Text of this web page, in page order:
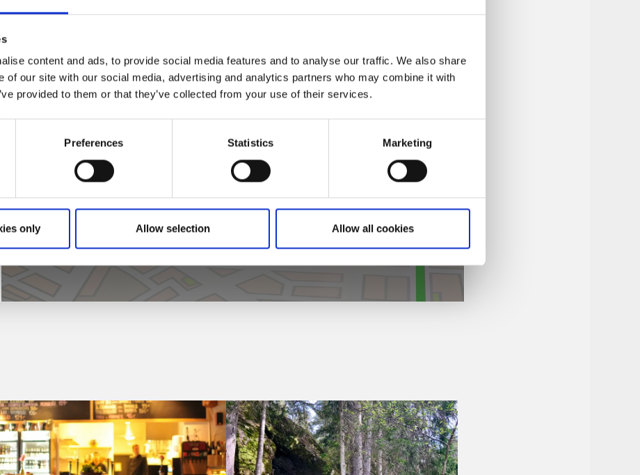
content and ads, to provide social media features and to analyse our traffic. We also share
of our site with our social media, advertising and analytics partners who may combine it with
provided to them or that they’ve collected from your use of their services.
Preferences Statistics Marketing
only Allow selection Allow all cookies
Klicka för att visa karta